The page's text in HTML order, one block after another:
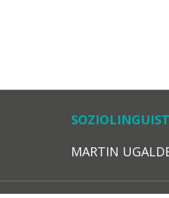
MARTIN